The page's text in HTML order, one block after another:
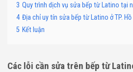
3 Quy trình dịch vụ sửa bếp từ Latino tại
4 Địa chỉ uy tín sửa bếp từ Latino ở TP. Hồ
5 Kết luận
Các lỗi cần sửa trên bếp từ